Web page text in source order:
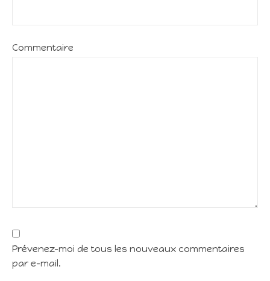
Commentaire
Prévenez-moi de tous les nouveaux commentaires
par e-mail.